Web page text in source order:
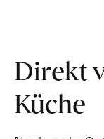
Direkt
Küche